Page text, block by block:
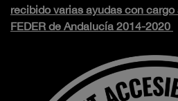
recibido varias ayudas con
FEDER de Andalucía 2014-2020